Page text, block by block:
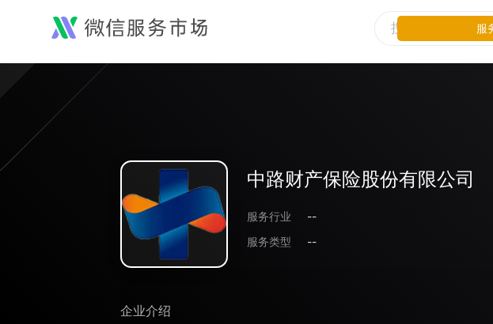
中路财产保险股份有限公司
服务行业
--
服务类型
--
企业介绍
服